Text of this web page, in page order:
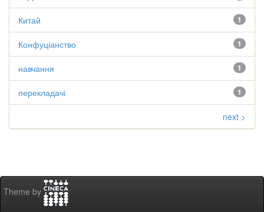
1
Китай
1
Конфуціанство
1
навчання
1
перекладачі
next >
Theme by